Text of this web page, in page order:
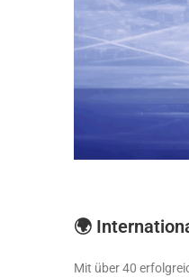
🌍
Mit über 40